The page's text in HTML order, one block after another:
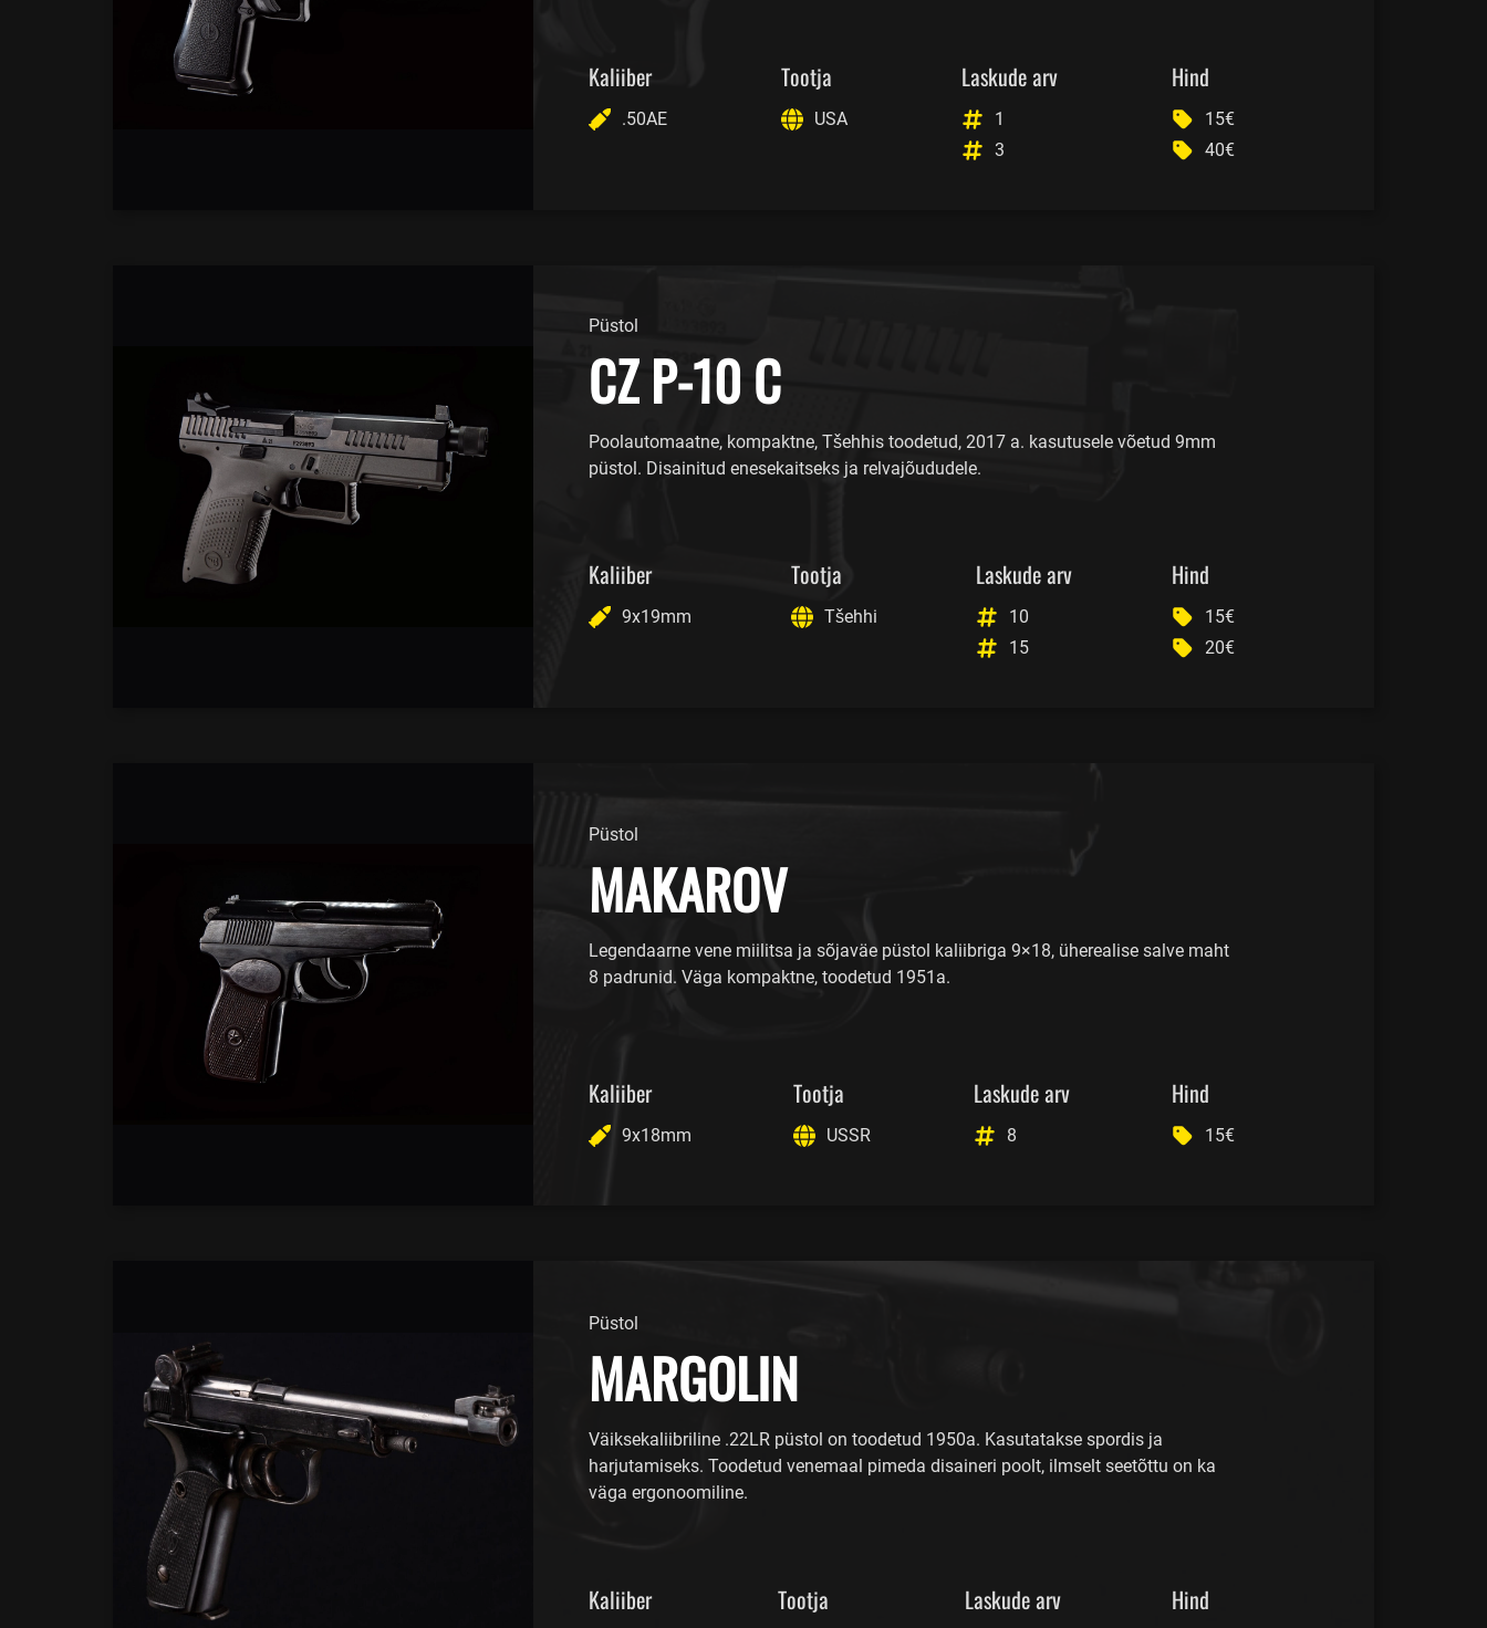
Kaliiber
.50AE
Tootja
USA
Laskude arv
1
3
Hind
15€
40€
Püstol
CZ P-10 C
Poolautomaatne, kompaktne, Tšehhis toodetud, 2017 a. kasutusele võetud 9mm
püstol. Disainitud enesekaitseks ja relvajõududele.
Kaliiber
9x19mm
Tootja
Tšehhi
Laskude arv
10
15
Hind
15€
20€
Püstol
MAKAROV
Legendaarne vene miilitsa ja sõjaväe püstol kaliibriga 9×18, üherealise salve maht
8 padrunid. Väga kompaktne, toodetud 1951a.
Kaliiber
9x18mm
Tootja
USSR
Laskude arv
8
Hind
15€
Püstol
MARGOLIN
Väiksekaliibriline .22LR püstol on toodetud 1950a. Kasutatakse spordis ja
harjutamiseks. Toodetud venemaal pimeda disaineri poolt, ilmselt seetõttu on ka
väga ergonoomiline.
Kaliiber Tootja Laskude arv Hind